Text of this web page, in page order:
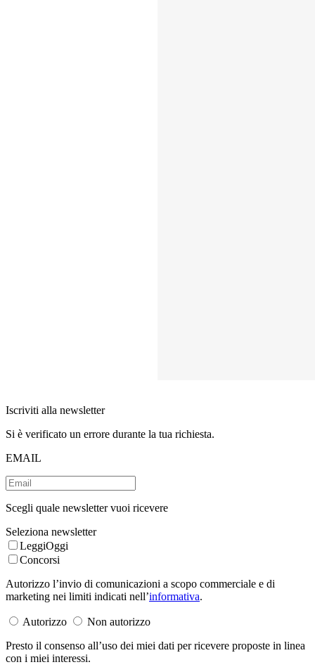
Iscriviti alla newsletter
Si è verificato un errore durante la tua richiesta.
EMAIL
Scegli quale newsletter vuoi ricevere
Seleziona newsletter
LeggiOggi
Concorsi
Autorizzo l’invio di comunicazioni a scopo commerciale e di
marketing nei limiti indicati nell’informativa.
Autorizzo
Non autorizzo
Presto il consenso all’uso dei miei dati per ricevere proposte in linea
con i miei interessi.